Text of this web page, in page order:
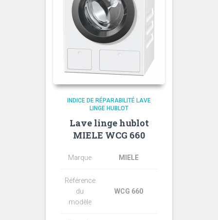
INDICE DE RÉPARABILITÉ LAVE
LINGE HUBLOT
Lave linge hublot
MIELE WCG 660
Marque MIELE
Référence
du
modèle
WCG 660